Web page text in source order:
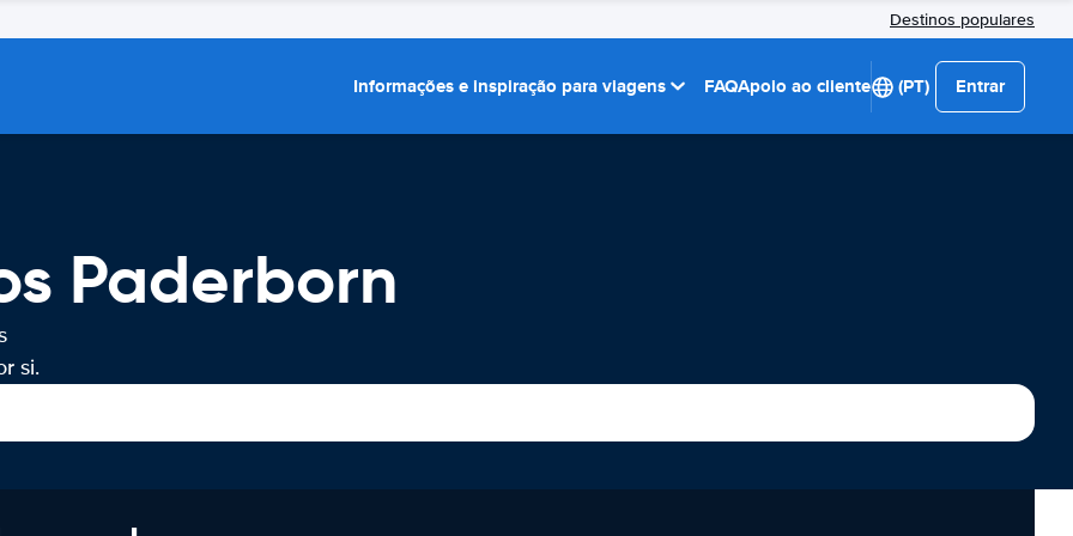
Destinos populares
Informações e inspiração para viagens FAQApoio ao cliente (PT) Entrar
Paderborn
si.